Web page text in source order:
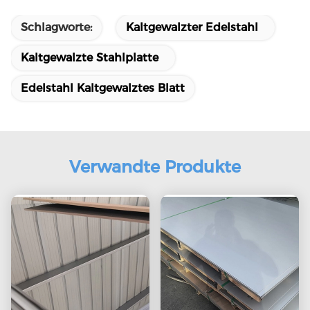
Schlagworte: Kaltgewalzter Edelstahl
Kaltgewalzte Stahlplatte
Edelstahl Kaltgewalztes Blatt
Verwandte Produkte